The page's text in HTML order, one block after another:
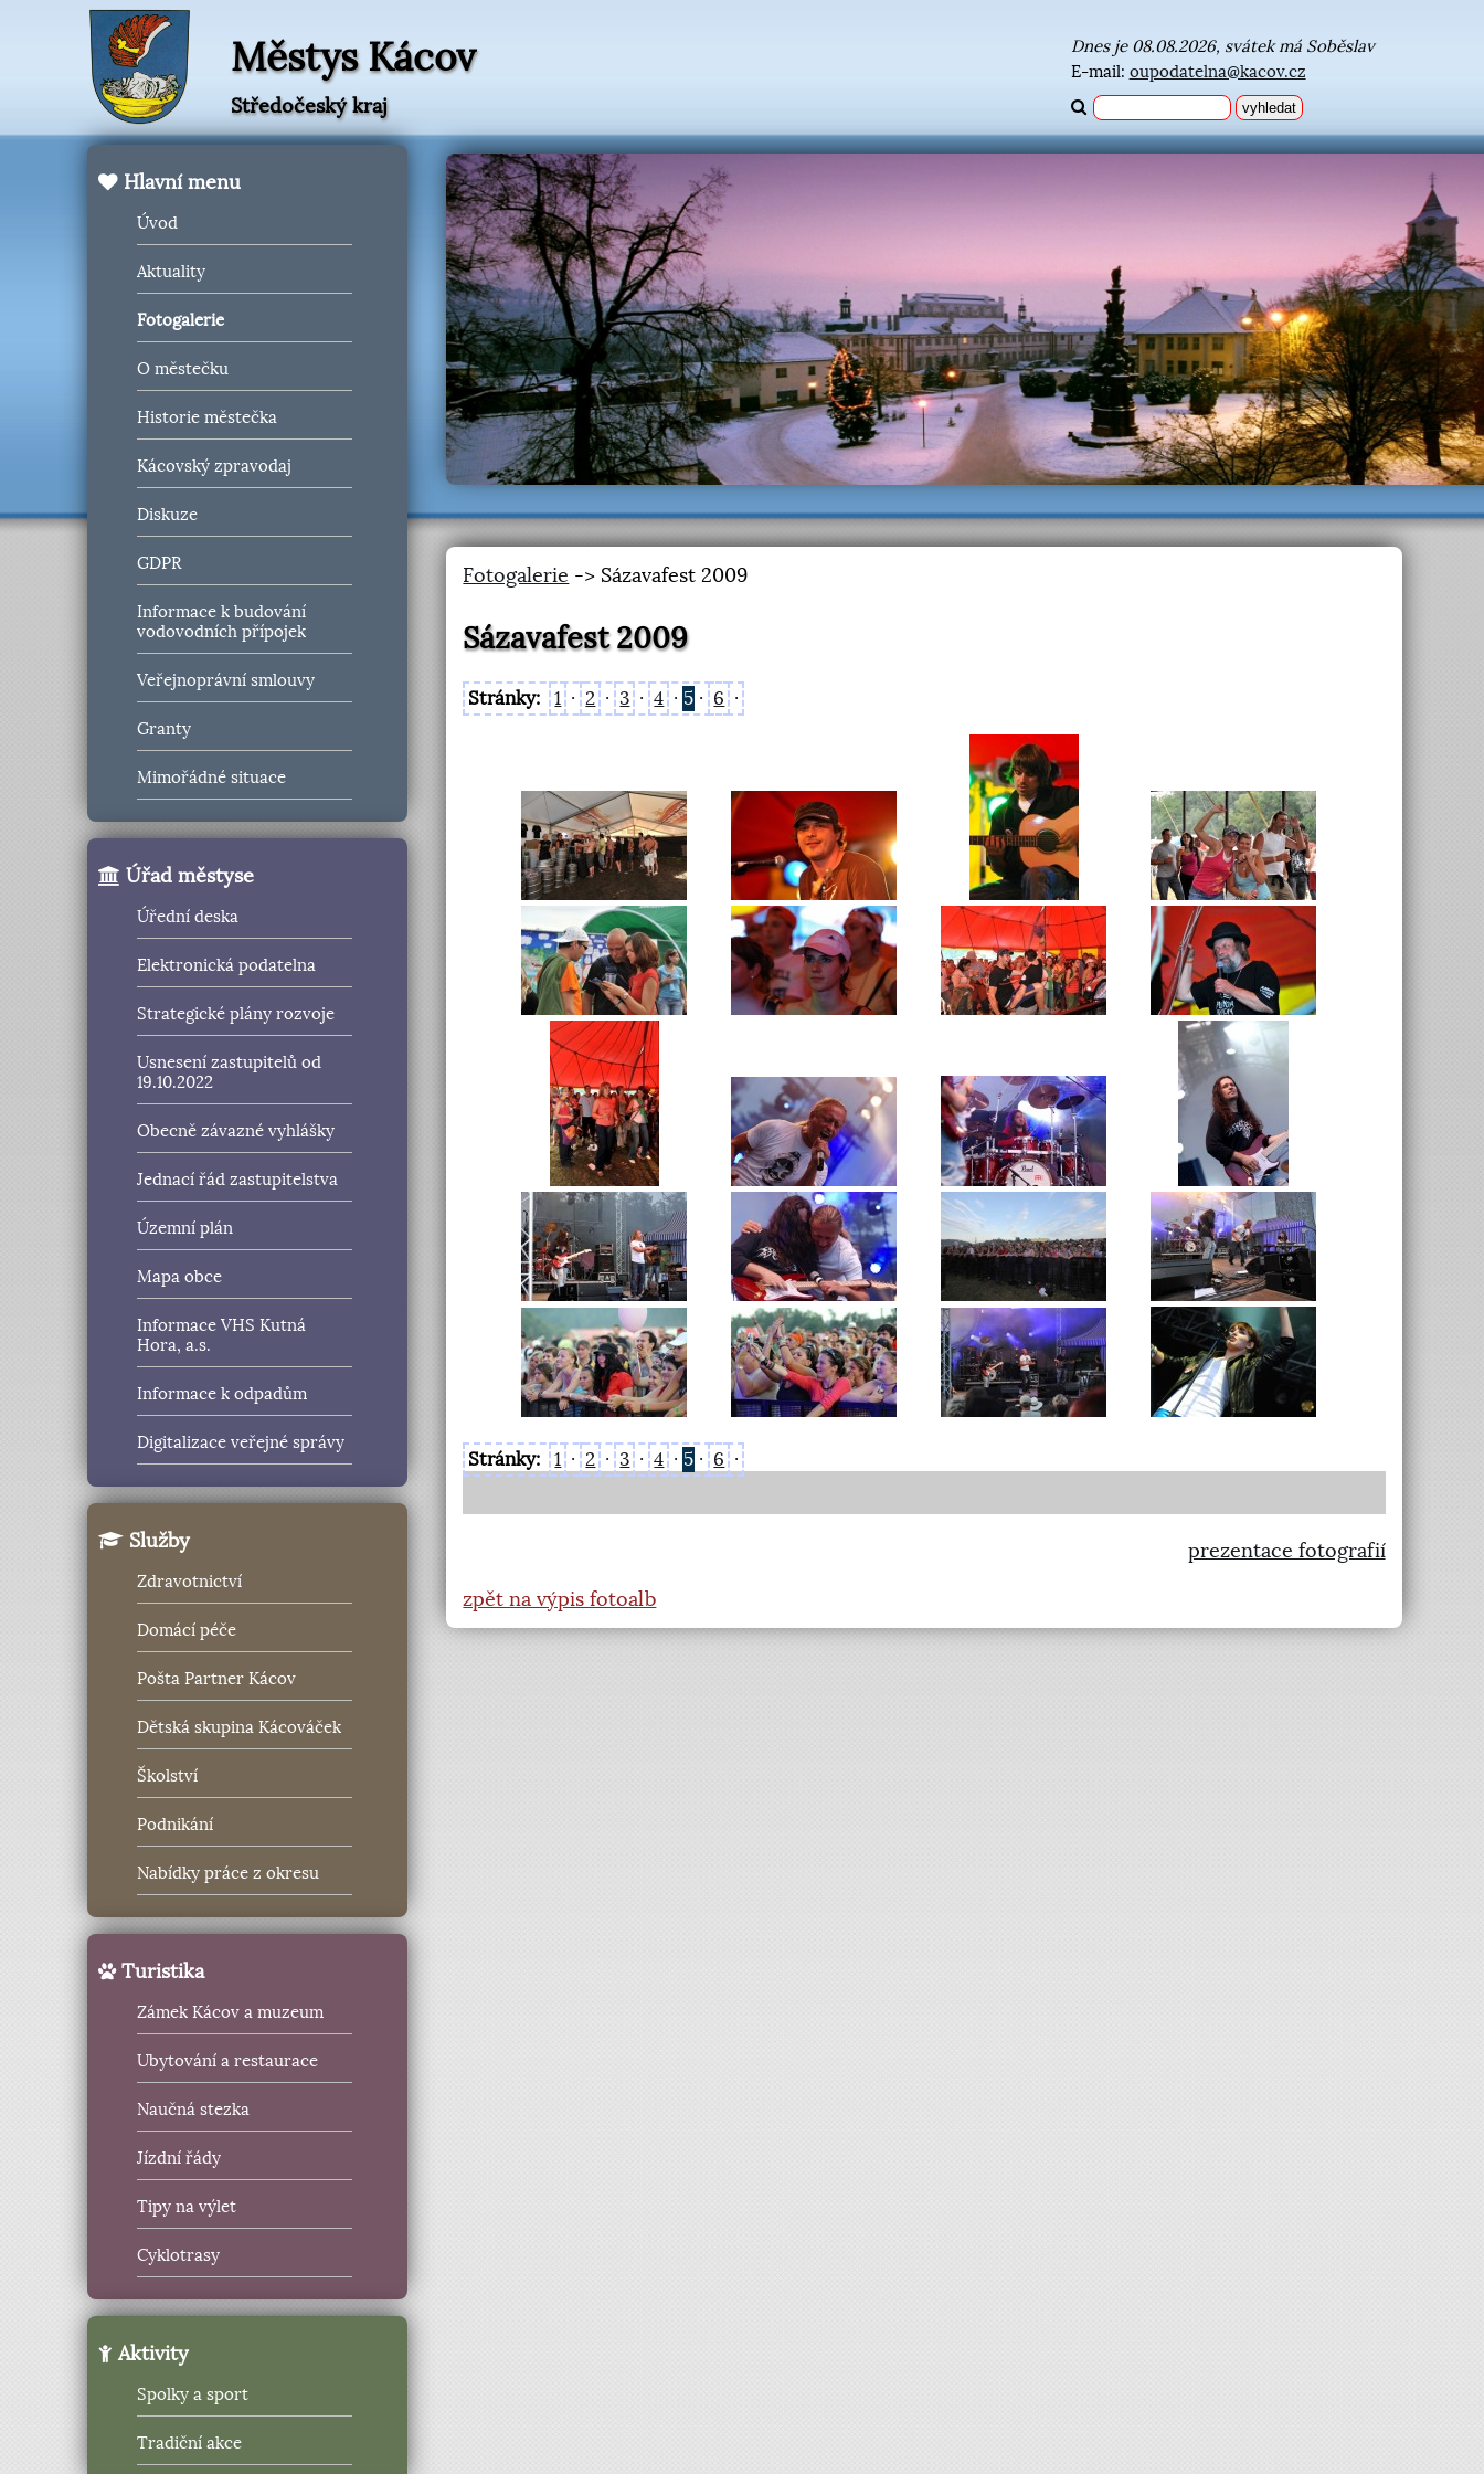
Městys Kácov
Středočeský kraj
Dnes je 08.08.2026, svátek má Soběslav
E-mail: oupodatelna@kacov.cz
Hlavní menu
Úvod
Aktuality
Fotogalerie
O městečku
Historie městečka
Kácovský zpravodaj
Diskuze
GDPR
Informace k budování
vodovodních přípojek
Veřejnoprávní smlouvy
Granty
Mimořádné situace
Úřad městyse
Úřední deska
Elektronická podatelna
Strategické plány rozvoje
Usnesení zastupitelů od
19.10.2022
Obecně závazné vyhlášky
Jednací řád zastupitelstva
Územní plán
Mapa obce
Informace VHS Kutná
Hora, a.s.
Informace k odpadům
Digitalizace veřejné správy
Služby
Zdravotnictví
Domácí péče
Pošta Partner Kácov
Dětská skupina Kácováček
Školství
Podnikání
Nabídky práce z okresu
Turistika
Zámek Kácov a muzeum
Ubytování a restaurace
Naučná stezka
Jízdní řády
Tipy na výlet
Cyklotrasy
Aktivity
Spolky a sport
Tradiční akce
Fotogalerie -> Sázavafest 2009
Sázavafest 2009
Stránky: 1 · 2 · 3 · 4 · 5 · 6 ·
Stránky: 1 · 2 · 3 · 4 · 5 · 6 ·
prezentace fotografií
zpět na výpis fotoalb